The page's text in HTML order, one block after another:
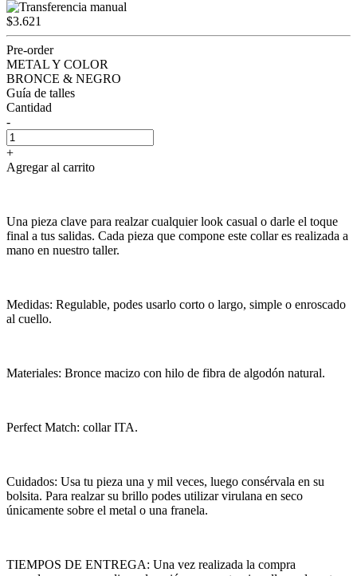
$3.621
Pre-order
METAL Y COLOR
BRONCE & NEGRO
Guía de talles
Cantidad
-
+
Agregar al carrito
Una pieza clave para realzar cualquier look casual o darle el toque
final a tus salidas. Cada pieza que compone este collar es realizada a
mano en nuestro taller.
Medidas: Regulable, podes usarlo corto o largo, simple o enroscado
al cuello.
Materiales: Bronce macizo con hilo de fibra de algodón natural.
Perfect Match: collar ITA.
Cuidados: Usa tu pieza una y mil veces, luego consérvala en su
bolsita. Para realzar su brillo podes utilizar virulana en seco
únicamente sobre el metal o una franela.
TIEMPOS DE ENTREGA: Una vez realizada la compra